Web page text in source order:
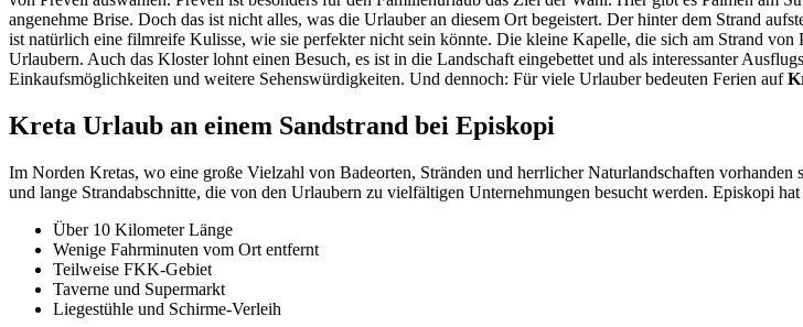
angenehme Brise. Doch das ist nicht alles, was die Urlauber an diesem Ort begeistert. Der hinter dem Strand
ist natürlich eine filmreife Kulisse, wie sie perfekter nicht sein könnte. Die kleine Kapelle, die sich am Strand
Urlaubern. Auch das Kloster lohnt einen Besuch, es ist in die Landschaft eingebettet und als interessanter
Einkaufsmöglichkeiten und weitere Sehenswürdigkeiten. Und dennoch: Für viele Urlauber bedeuten Ferien auf
Kreta Urlaub an einem Sandstrand bei Episkopi
Im Norden Kretas, wo eine große Vielzahl von Badeorten, Stränden und herrlicher Naturlandschaften
und lange Strandabschnitte, die von den Urlaubern zu vielfältigen Unternehmungen besucht werden. Episkopi
Über 10 Kilometer Länge
Wenige Fahrminuten vom Ort entfernt
Teilweise FKK-Gebiet
Taverne und Supermarkt
Liegestühle und Schirme-Verleih